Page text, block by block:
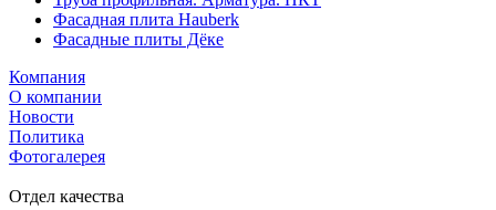
Фасадная плита Hauberk
Фасадные плиты Дёке
Компания
О компании
Новости
Политика
Фотогалерея
Отдел качества